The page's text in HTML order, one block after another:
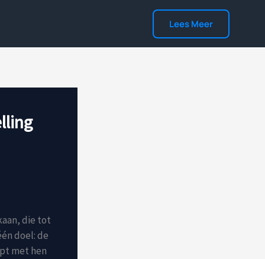
Lees Meer
die tot
doel: de
met hen